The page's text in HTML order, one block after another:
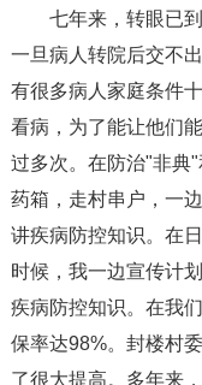
七年来，转眼已
一旦病人转院后交不
有很多病人家庭条件
看病，为了能让他们
过多次。在防治"非典
药箱，走村串户，一
讲疾病防控知识。在
时候，我一边宣传计
疾病防控知识。在我
保率达98%。封楼村
了很大提高。多年来